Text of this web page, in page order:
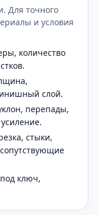
Для точного
и условия
количество
слой.
перепады,
стыки,
ключ,